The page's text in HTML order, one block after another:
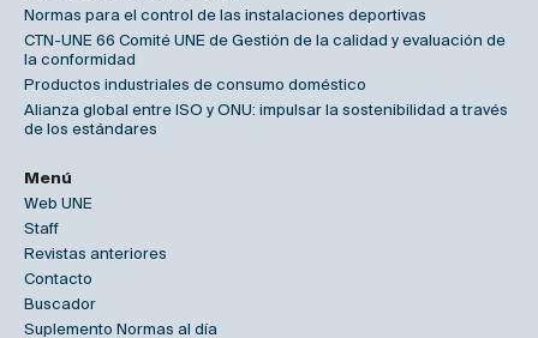
Normas para el control de las instalaciones deportivas
CTN-UNE 66 Comité UNE de Gestión de la calidad y evaluación de
la conformidad
Productos industriales de consumo doméstico
Alianza global entre ISO y ONU: impulsar la sostenibilidad a través
de los estándares
Menú
Web UNE
Staff
Revistas anteriores
Contacto
Buscador
Suplemento Normas al día